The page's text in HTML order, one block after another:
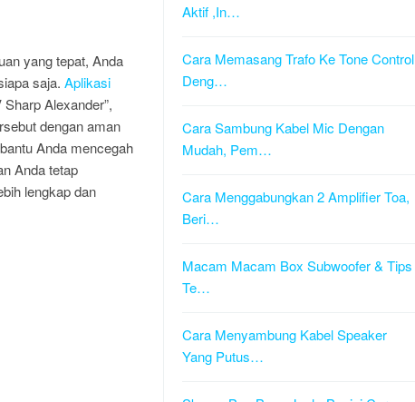
yang tepat, Anda
saja. Aplikasi
Alexander”,
dengan aman
Anda mencegah
Anda tetap
lengkap dan
Aktif ,In…
Cara Memasang Trafo Ke Tone Control
Deng…
Cara Sambung Kabel Mic Dengan
Mudah, Pem…
Cara Menggabungkan 2 Amplifier Toa,
Beri…
Macam Macam Box Subwoofer & Tips
Te…
Cara Menyambung Kabel Speaker
Yang Putus…